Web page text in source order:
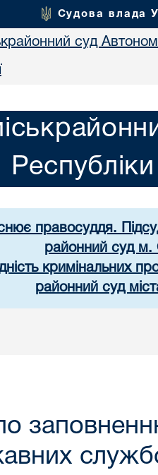
Судова влада
суд
правосуддя.
районний суд м.
кримінальних
районний суд